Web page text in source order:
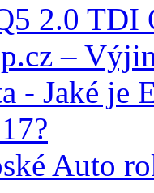
2.0 TDI
Auto